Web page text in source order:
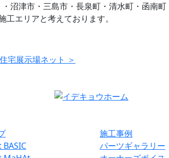
沼津市・三島市・長泉町・清水町・函南
エリアと考えております。
住宅展示場ネット ＞
BASIC
施工事例
パーツギャラリー